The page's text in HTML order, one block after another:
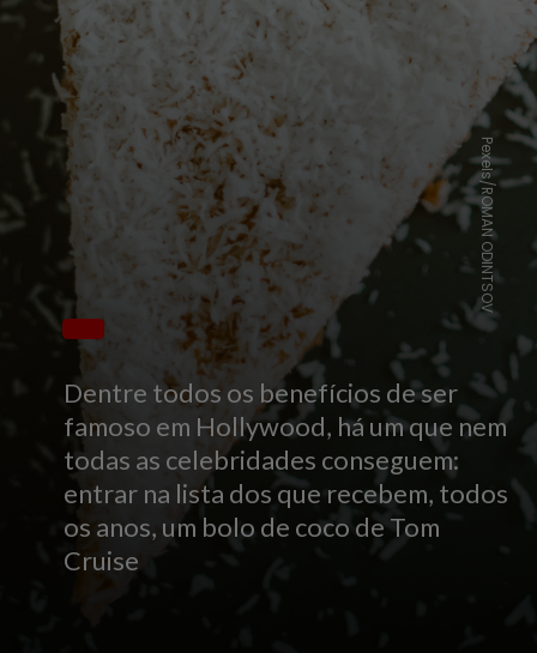
Dentre todos os benefícios de ser
famoso em Hollywood, há um que nem
todas as celebridades conseguem:
entrar na lista dos que recebem, todos
os anos, um bolo de coco de Tom
Cruise
Pexels/ROMAN ODINTSOV